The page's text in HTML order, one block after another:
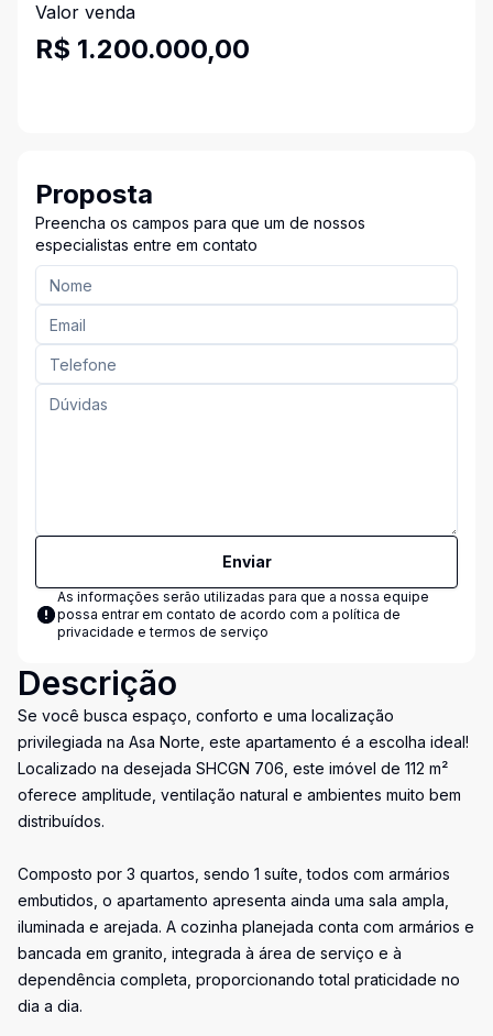
Valor venda
R$ 1.200.000,00
Proposta
Preencha os campos para que um de nossos
especialistas entre em contato
Enviar
As informações serão utilizadas para que a nossa equipe
possa entrar em contato de acordo com a política de
privacidade e termos de serviço
Descrição
Se você busca espaço, conforto e uma localização
privilegiada na Asa Norte, este apartamento é a escolha ideal!
Localizado na desejada SHCGN 706, este imóvel de 112 m²
oferece amplitude, ventilação natural e ambientes muito bem
distribuídos.
Composto por 3 quartos, sendo 1 suíte, todos com armários
embutidos, o apartamento apresenta ainda uma sala ampla,
iluminada e arejada. A cozinha planejada conta com armários e
bancada em granito, integrada à área de serviço e à
dependência completa, proporcionando total praticidade no
dia a dia.